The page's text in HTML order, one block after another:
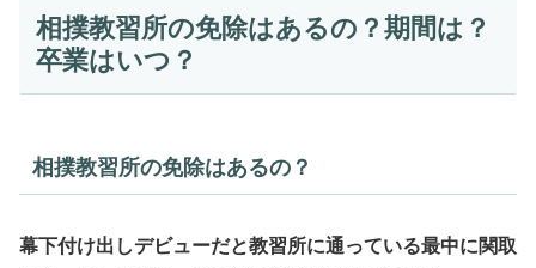
相撲教習所の免除はあるの？期間は？
卒業はいつ？
相撲教習所の免除はあるの？
幕下付け出しデビューだと教習所に通っている最中に関取